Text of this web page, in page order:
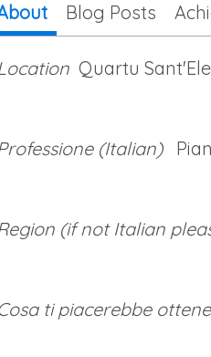
Blog Posts
Quartu
(Italian)
(if not Italian
ti piacerebbe